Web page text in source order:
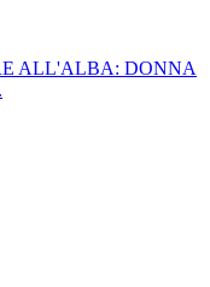
ALL'ALBA: DONNA